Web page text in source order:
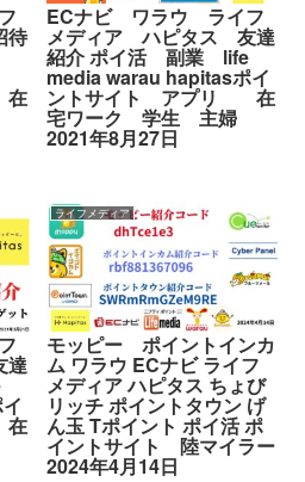
待
ECナビ ワラウ ライフ
メディア ハピタス 友達
紹介 ポイ活 副業 life
media warau hapitasポイ
ントサイト アプリ 在
宅ワーク 学生 主婦
2021年8月27日
達
ライフメディア
モッピー ポイントインカ
ム ワラウ ECナビ ライフ
メディア ハピタス ちょび
リッチ ポイントタウン げ
ん玉 Tポイント ポイ活 ポ
イントサイト 陸マイラー
2024年4月14日